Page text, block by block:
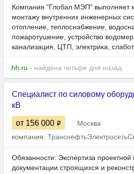
Компания "Глобал МЭП" выполняет
монтажу внутренних инженерных
отопление, теплоснабжение,
пожаротушение, устройство
канализация, ЦТП, электрика,
hh.ru - найдена четыре дня назад
Специалист по силовому
кВ
от 156 000
Москва
компания:
Обязанности: Экспертиза проектной
документации строящихся и